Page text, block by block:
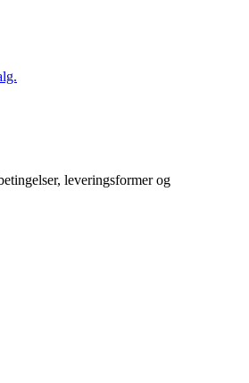
leveringsformer og